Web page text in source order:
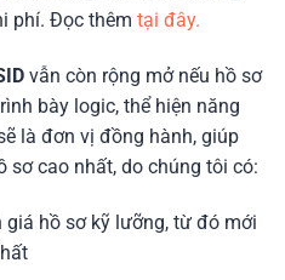
phí. Đọc thêm tại đây.
vẫn còn rộng mở nếu hồ sơ
bày logic, thể hiện năng
là đơn vị đồng hành, giúp
cao nhất, do chúng tôi có:
hồ sơ kỹ lưỡng, từ đó mới